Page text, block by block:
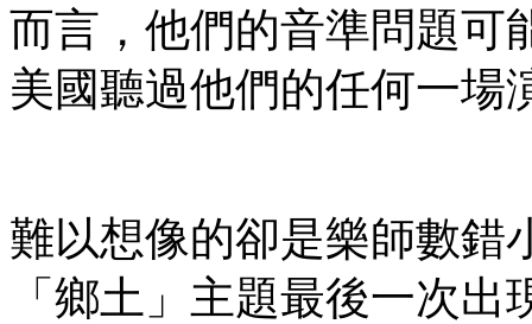
而言，他們的音準問題可
美國聽過他們的任何一場
難以想像的卻是樂師數錯
「鄉土」主題最後一次